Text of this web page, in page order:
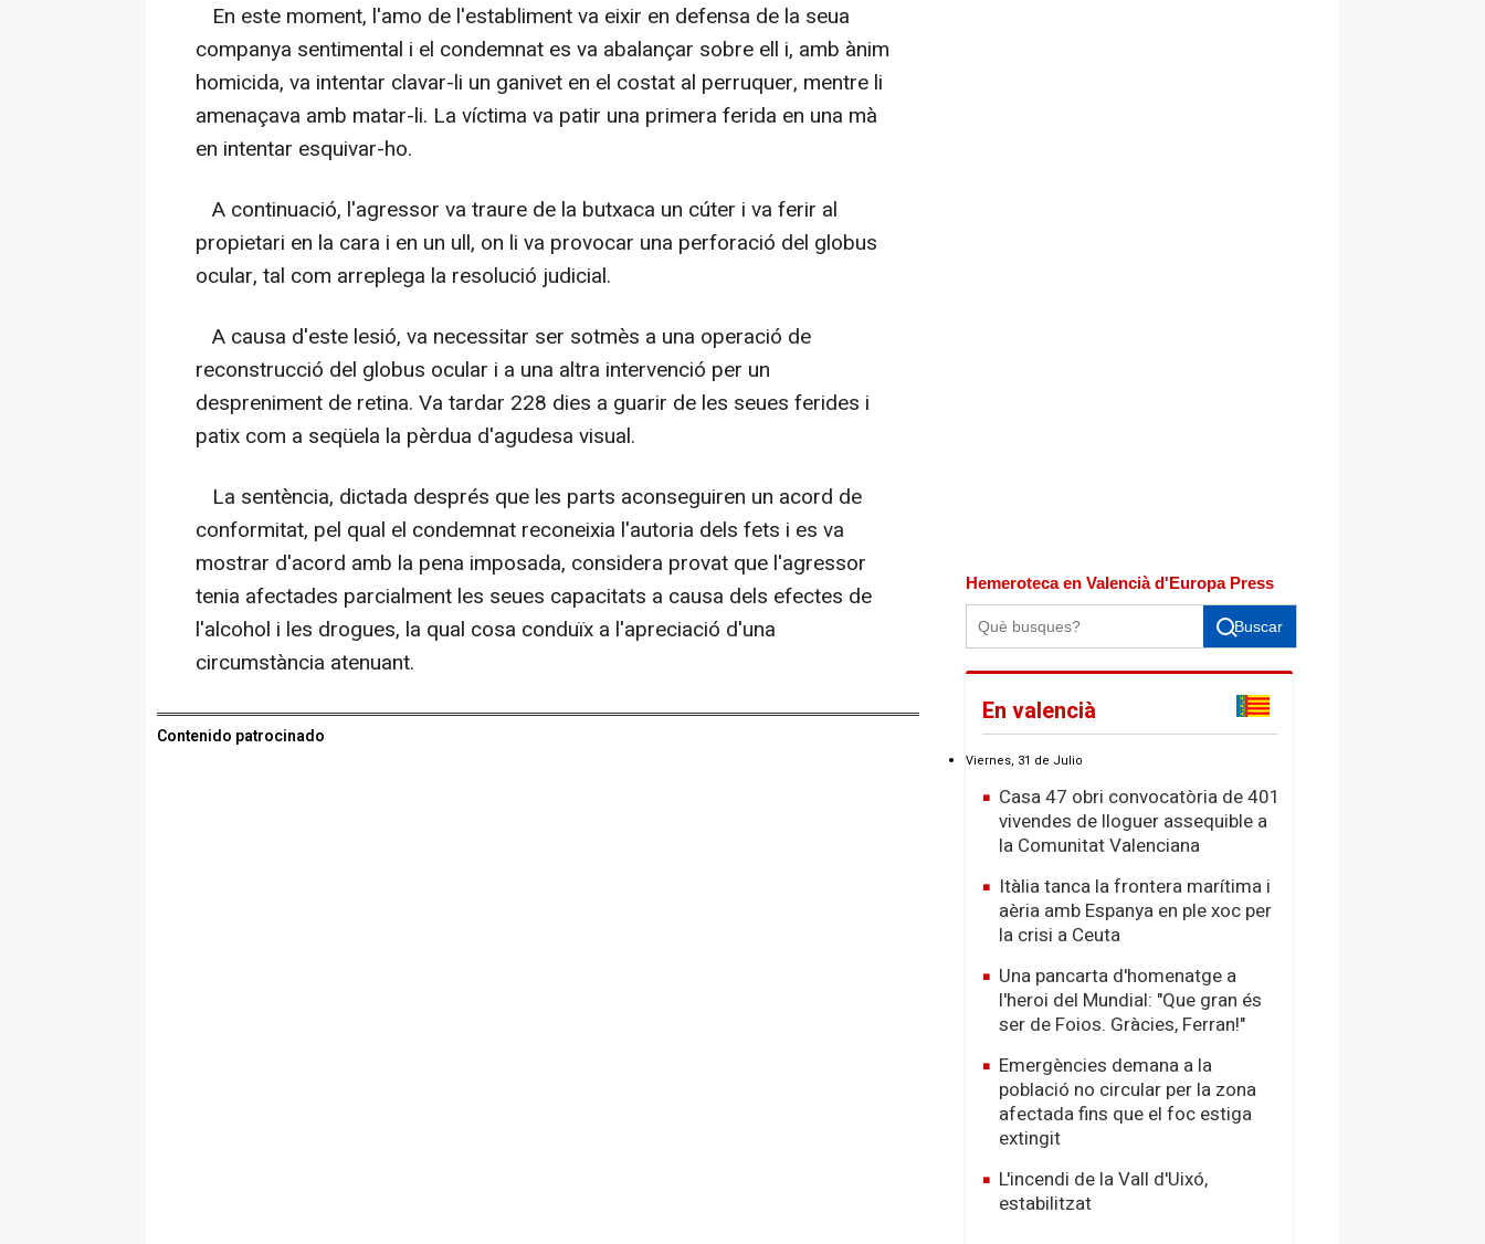
En este moment, l'amo de l'establiment va eixir en defensa de la seua
companya sentimental i el condemnat es va abalançar sobre ell i, amb ànim
homicida, va intentar clavar-li un ganivet en el costat al perruquer, mentre li
amenaçava amb matar-li. La víctima va patir una primera ferida en una mà
en intentar esquivar-ho.
A continuació, l'agressor va traure de la butxaca un cúter i va ferir al
propietari en la cara i en un ull, on li va provocar una perforació del globus
ocular, tal com arreplega la resolució judicial.
A causa d'este lesió, va necessitar ser sotmès a una operació de
reconstrucció del globus ocular i a una altra intervenció per un
despreniment de retina. Va tardar 228 dies a guarir de les seues ferides i
patix com a seqüela la pèrdua d'agudesa visual.
La sentència, dictada després que les parts aconseguiren un acord de
conformitat, pel qual el condemnat reconeixia l'autoria dels fets i es va
mostrar d'acord amb la pena imposada, considera provat que l'agressor
tenia afectades parcialment les seues capacitats a causa dels efectes de
l'alcohol i les drogues, la qual cosa conduïx a l'apreciació d'una
circumstància atenuant.
Contenido patrocinado
Hemeroteca en Valencià d'Europa Press
Buscar
En valencià
Viernes, 31 de Julio
Casa 47 obri convocatòria de 401
vivendes de lloguer assequible a
la Comunitat Valenciana
Itàlia tanca la frontera marítima i
aèria amb Espanya en ple xoc per
la crisi a Ceuta
Una pancarta d'homenatge a
l'heroi del Mundial: "Que gran és
ser de Foios. Gràcies, Ferran!"
Emergències demana a la
població no circular per la zona
afectada fins que el foc estiga
extingit
L'incendi de la Vall d'Uixó,
estabilitzat